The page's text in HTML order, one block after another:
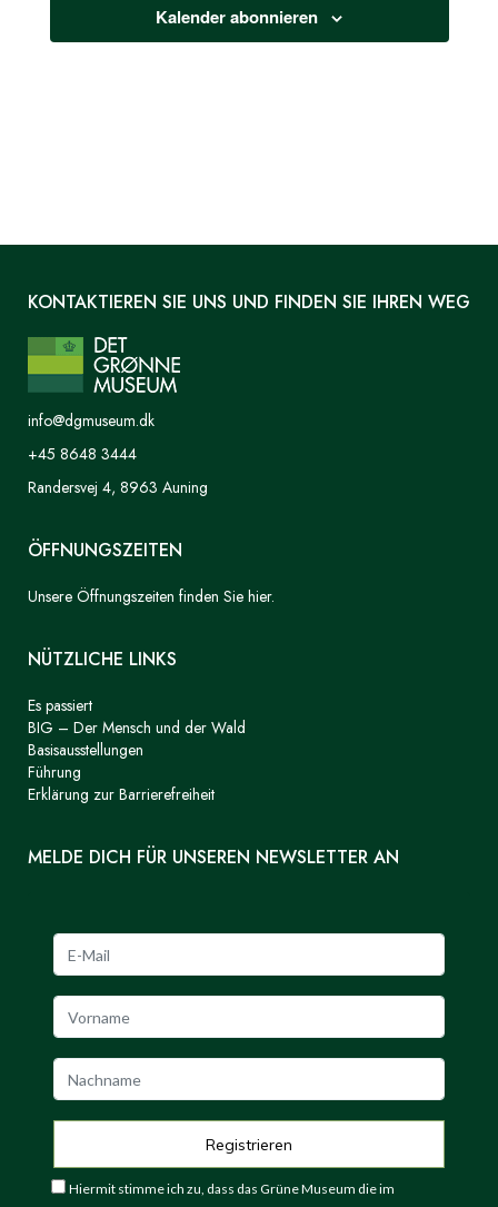
Kalender abonnieren
KONTAKTIEREN SIE UNS UND FINDEN SIE IHREN WEG
info@dgmuseum.dk
+45 8648 3444
Randersvej 4, 8963 Auning
ÖFFNUNGSZEITEN
Unsere Öffnungszeiten finden Sie hier.
NÜTZLICHE LINKS
Es passiert
BIG – Der Mensch und der Wald
Basisausstellungen
Führung
Erklärung zur Barrierefreiheit
MELDE DICH FÜR UNSEREN NEWSLETTER AN
Hiermit stimme ich zu, dass das Grüne Museum die im